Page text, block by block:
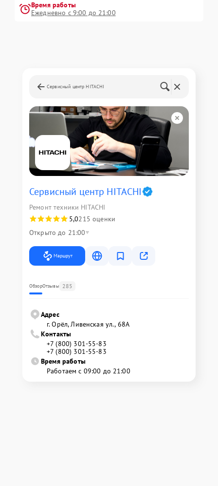
Время работы
Ежедневно с 9:00 до 21:00
Сервисный центр HITACHI
Сервисный центр HITACHI
Ремонт техники HITACHI
5,0215 оценки
Открыто до 21:00
Маршрут
ОбзорОтзывы 285
Адрес
г. Орёл, Ливенская ул., 68А
Контакты
+7 (800) 301-55-83
+7 (800) 301-55-83
Время работы
Работаем с 09:00 до 21:00